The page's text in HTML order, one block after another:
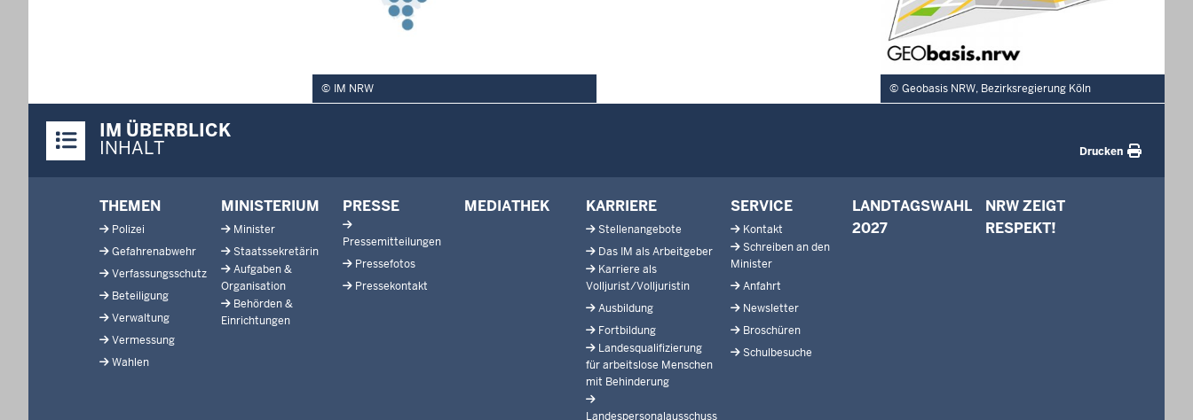
IM NRW Geobasis NRW, Bezirksregierung Köln
Inhalte
IM ÜBERBLICK
INHALT Drucken
THEMEN
Polizei
Gefahrenabwehr
Verfassungsschutz
Beteiligung
Verwaltung
Vermessung
Wahlen
MINISTERIUM
Minister
Staatssekretärin
Aufgaben &
Organisation
Behörden &
Einrichtungen
PRESSE
Pressemitteilungen
Pressefotos
Pressekontakt
MEDIATHEK KARRIERE
Stellenangebote
Das IM als Arbeitgeber
Karriere als
Volljurist/Volljuristin
Ausbildung
Fortbildung
Landesqualifizierung
für arbeitslose Menschen
mit Behinderung
Landespersonalausschuss
SERVICE
Kontakt
Schreiben an den
Minister
Anfahrt
Newsletter
Broschüren
Schulbesuche
LANDTAGSWAHL
2027
NRW ZEIGT
RESPEKT!